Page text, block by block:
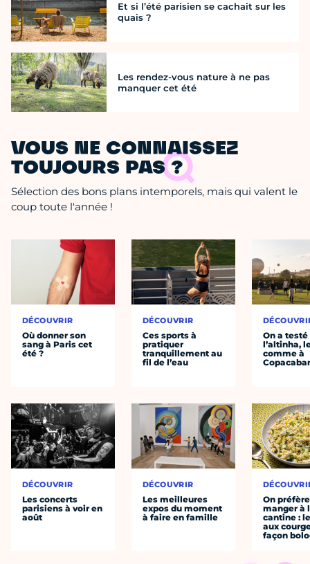
Et si l’été parisien se cachait sur les
quais ?
Les rendez-vous nature à ne pas
manquer cet été
VOUS NE CONNAISSEZ
TOUJOURS PAS ?
Sélection des bons plans intemporels, mais qui valent le
coup toute l'année !
DÉCOUVRIR
Où donner son
sang à Paris cet
été ?
DÉCOUVRIR
Les concerts
parisiens à voir en
août
DÉCOUVRIR
Ces sports à
pratiquer
tranquillement au
fil de l’eau
DÉCOUVRIR
Les meilleures
expos du moment
à faire en famille
On a testé
l’altinha,
comme à
On préfère
manger à
cantine :
aux
façon